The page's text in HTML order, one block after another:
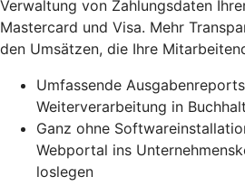
Verwaltung von Zahlungsdaten
Mastercard und Visa. Mehr
den Umsätzen, die Ihre
Umfassende
Weiterverarbeitung in
Ganz ohne
Webportal ins
loslegen